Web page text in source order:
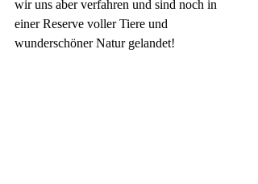
wir uns aber verfahren und sind noch in
einer Reserve voller Tiere und
wunderschöner Natur gelandet!